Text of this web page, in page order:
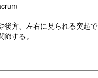
後方、左右に見られる突起で
する。